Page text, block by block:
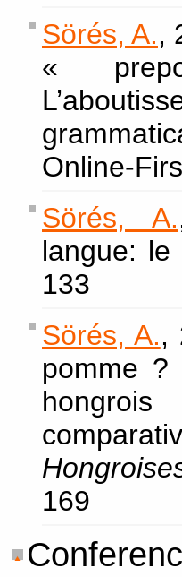
Sörés, A.,
«
Online-
Sörés, A.
langue:
133
Sörés, A.,
pomme ?
169